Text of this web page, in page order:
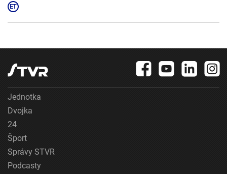
Jednotka
Dvojka
24
Šport
Správy STVR
Podcasty